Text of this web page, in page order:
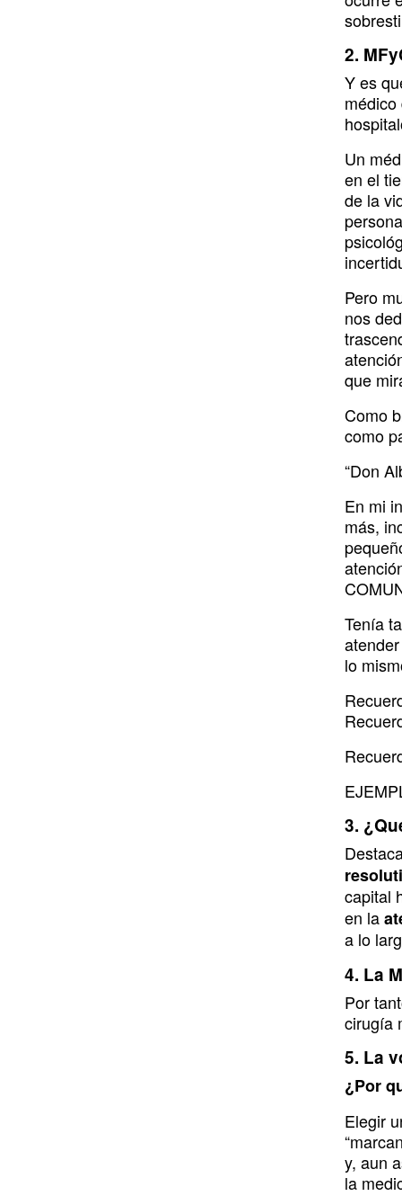
2.
Y es
Un
en el
de la
Pero
nos
que
Como
como
“Don
En mi
más,
Tenía
lo
3.
capital
en la
a lo
4. La
Por
cirugía
5. La
¿Por
Elegir
y, aun
la